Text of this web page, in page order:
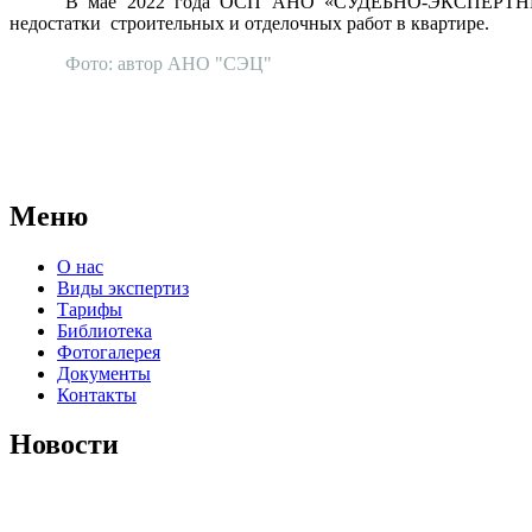
недостатки строительных и отделочных работ в квартире.
Фото: автор АНО "СЭЦ"
Меню
О нас
Виды экспертиз
Тарифы
Библиотека
Фотогалерея
Документы
Контакты
Новости